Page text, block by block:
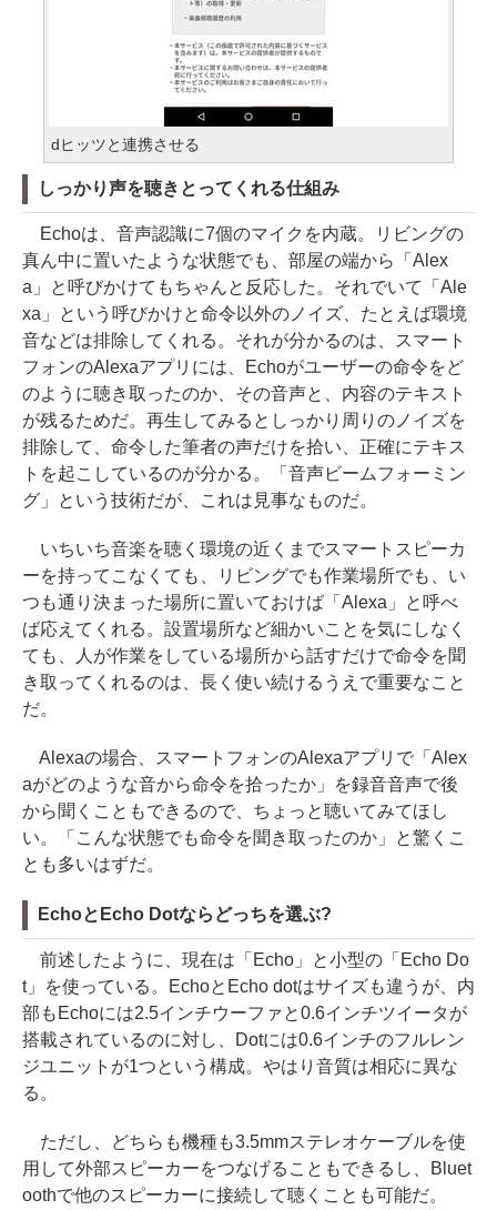
dヒッツと連携させる
しっかり声を聴きとってくれる仕組み
Echoは、音声認識に7個のマイクを内蔵。リビングの
真ん中に置いたような状態でも、部屋の端から「Alex
a」と呼びかけてもちゃんと反応した。それでいて「Ale
xa」という呼びかけと命令以外のノイズ、たとえば環境
音などは排除してくれる。それが分かるのは、スマート
フォンのAlexaアプリには、Echoがユーザーの命令をど
のように聴き取ったのか、その音声と、内容のテキスト
が残るためだ。再生してみるとしっかり周りのノイズを
排除して、命令した筆者の声だけを拾い、正確にテキス
トを起こしているのが分かる。「音声ビームフォーミン
グ」という技術だが、これは見事なものだ。
いちいち音楽を聴く環境の近くまでスマートスピーカ
ーを持ってこなくても、リビングでも作業場所でも、い
つも通り決まった場所に置いておけば「Alexa」と呼べ
ば応えてくれる。設置場所など細かいことを気にしなく
ても、人が作業をしている場所から話すだけで命令を聞
き取ってくれるのは、長く使い続けるうえで重要なこと
だ。
Alexaの場合、スマートフォンのAlexaアプリで「Alex
aがどのような音から命令を拾ったか」を録音音声で後
から聞くこともできるので、ちょっと聴いてみてほし
い。「こんな状態でも命令を聞き取ったのか」と驚くこ
とも多いはずだ。
EchoとEcho Dotならどっちを選ぶ?
前述したように、現在は「Echo」と小型の「Echo Do
t」を使っている。EchoとEcho dotはサイズも違うが、内
部もEchoには2.5インチウーファと0.6インチツイータが
搭載されているのに対し、Dotには0.6インチのフルレン
ジユニットが1つという構成。やはり音質は相応に異な
る。
ただし、どちらも機種も3.5mmステレオケーブルを使
用して外部スピーカーをつなげることもできるし、Bluet
oothで他のスピーカーに接続して聴くことも可能だ。